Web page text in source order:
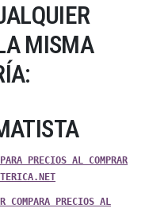
MISMA
PRECIOS AL COMPRAR
COMPARA PRECIOS AL